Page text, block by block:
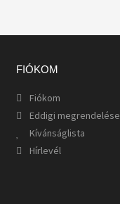
FIÓKOM
Fiókom
Eddigi
Kívánságlista
Hírlevél